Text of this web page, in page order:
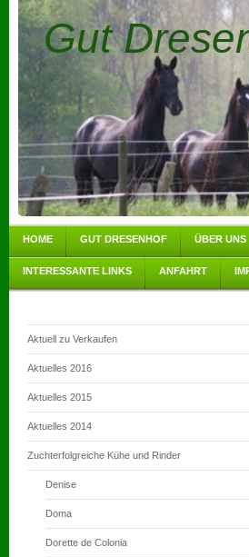
Gut
HOME GUT DRESENHOF ÜBER UNS
INTERESSANTE LINKS ANFAHRT
Aktuell zu Verkaufen
Aktuelles 2016
Aktuelles 2015
Aktuelles 2014
Zuchterfolgreiche Kühe und Rinder
Denise
Doma
Dorette de Colonia